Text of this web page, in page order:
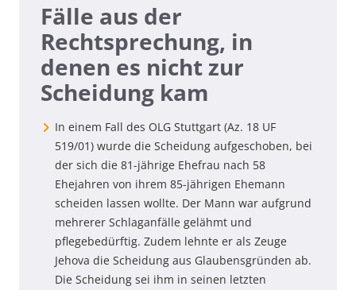
Fälle aus der
Rechtsprechung, in
denen es nicht zur
Scheidung kam
In einem Fall des OLG Stuttgart (Az. 18 UF
519/01) wurde die Scheidung aufgeschoben, bei
der sich die 81-jährige Ehefrau nach 58
Ehejahren von ihrem 85-jährigen Ehemann
scheiden lassen wollte. Der Mann war aufgrund
mehrerer Schlaganfälle gelähmt und
pflegebedürftig. Zudem lehnte er als Zeuge
Jehova die Scheidung aus Glaubensgründen ab.
Die Scheidung sei ihm in seinen letzten